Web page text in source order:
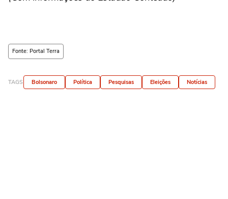
Fonte: Portal Terra
TAGS Bolsonaro Política Pesquisas Eleições Notícias